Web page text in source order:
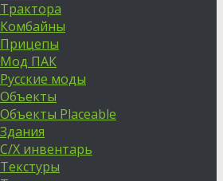
Трактора
Комбайны
Прицепы
Мод ПАК
Русские моды
Объекты
Объекты Placeable
Здания
С/Х инвентарь
Текстуры